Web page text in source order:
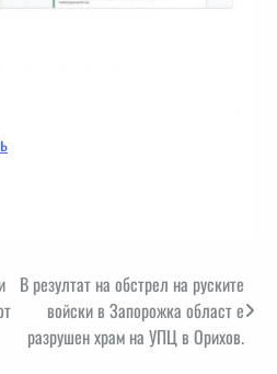
В резултат на обстрел на руските
войски в Запорожка област е
разрушен храм на УПЦ в Орихов.